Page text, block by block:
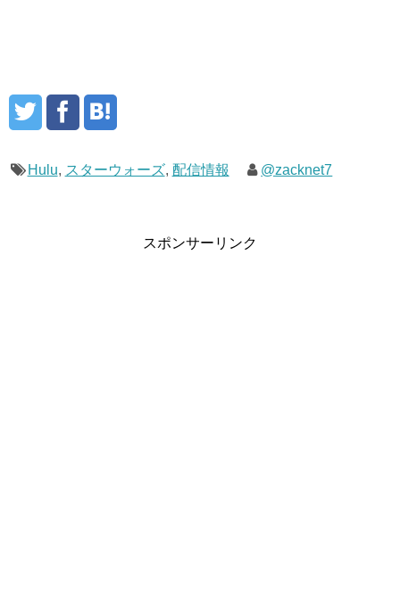
Hulu, スターウォーズ, 配信情報 @zacknet7
スポンサーリンク